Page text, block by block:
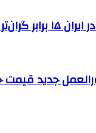
از خانگی است
جدید قیمت